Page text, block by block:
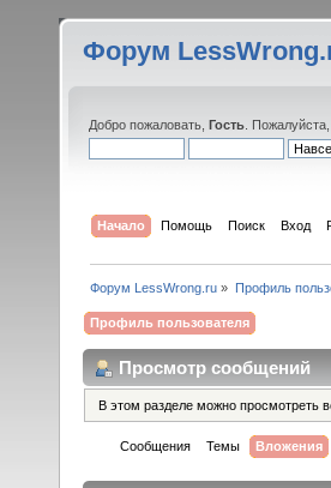
Форум
Добро пожаловать, Гость . Пожалуйста,
Начало Помощь Поиск Вход
Форум LessWrong.ru » Профиль
Профиль пользователя
Просмотр сообщений
В этом разделе можно просмотреть
Сообщения Темы Вложения